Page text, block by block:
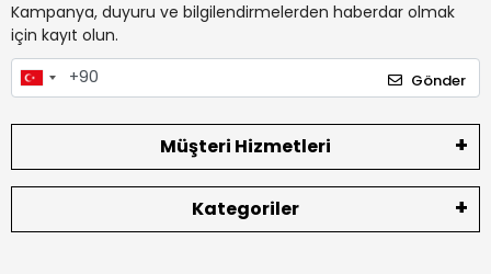
Kampanya, duyuru ve bilgilendirmelerden haberdar olmak
için kayıt olun.
Gönder
Müşteri Hizmetleri
Kategoriler